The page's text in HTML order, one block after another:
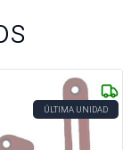
ÚLTIMA UNIDAD